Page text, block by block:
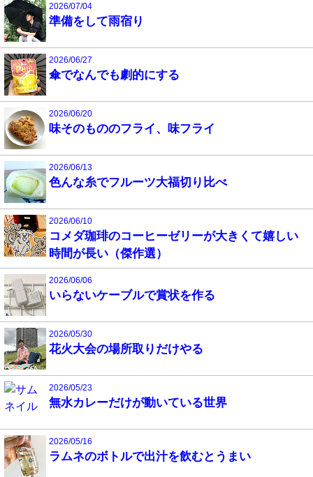
2026/07/04
準備をして雨宿り
2026/06/27
傘でなんでも劇的にする
2026/06/20
味そのもののフライ、味フライ
2026/06/13
色んな糸でフルーツ大福切り比べ
2026/06/10
コメダ珈琲のコーヒーゼリーが大きくて嬉しい
時間が長い（傑作選）
2026/06/06
いらないケーブルで賞状を作る
2026/05/30
花火大会の場所取りだけやる
2026/05/23
無水カレーだけが動いている世界
2026/05/16
ラムネのボトルで出汁を飲むとうまい